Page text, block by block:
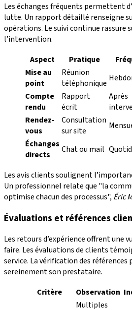
Les échanges fréquents permettent
lutte. Un rapport détaillé renseigne
opérations. Le suivi continue rassure
l’intervention.
Aspect
Pratique
Mise au
point
Réunion
téléphonique
Compte
rendu
Rapport
écrit
Après
Rendez-
vous
Consultation
sur site
Échanges
directs
Chat ou mail
Les avis clients soulignent
Un professionnel relate que "la
optimise chacun des processus", Éric
Évaluations et références
Les retours d’expérience offrent une
faire. Les évaluations de clients
service. La vérification des
sereinement son prestataire.
Critère
Observation
Multiples